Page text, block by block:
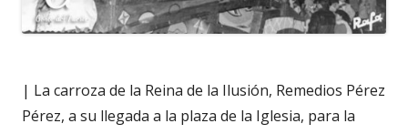
| La carroza de la Reina de la Ilusión, Remedios Pérez
Pérez, a su llegada a la plaza de la Iglesia, para la